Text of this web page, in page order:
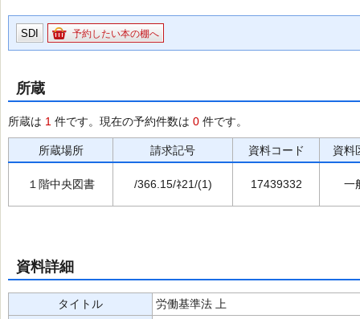
SDI 予約したい本の棚へ
所蔵
所蔵は 1 件です。現在の予約件数は 0 件です。
所蔵場所 請求記号 資料コード 資料
１階中央図書 /366.15/ﾈ21/(1) 17439332 一
資料詳細
タイトル
労働基準法 上